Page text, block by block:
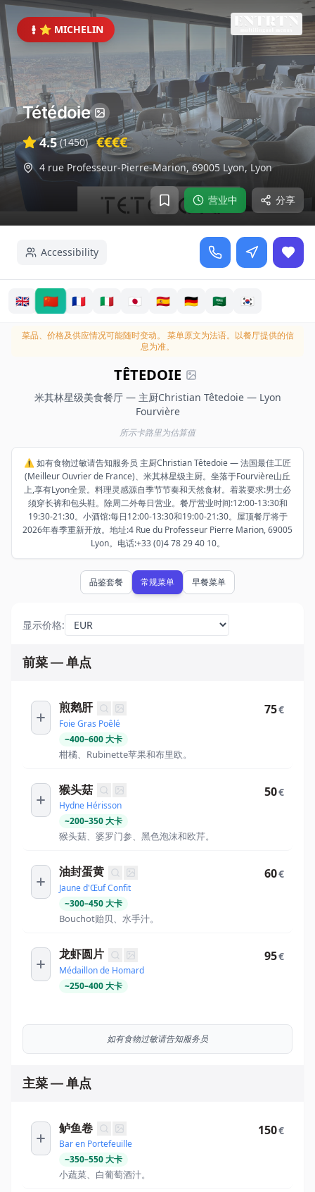
⭐ MICHELIN
营业中 分享
Tétédoie
4.5 (1450) €€€€
4 rue Professeur-Pierre-Marion, 69005 Lyon,Lyon
Accessibility
🇬🇧 🇨🇳 🇫🇷 🇮🇹 🇯🇵 🇪🇸 🇩🇪 🇸🇦 🇰🇷
菜品、价格及供应情况可能随时变动。
菜单原文为法语。以餐厅提供的信
息为准。
TÊTEDOIE
米其林星级美食餐厅 — 主厨Christian Têtedoie — Lyon
Fourvière
所示卡路里为估算值
⚠️ 如有食物过敏请告知服务员 主厨Christian Têtedoie — 法国最佳工匠
(Meilleur Ouvrier de France)、米其林星级主厨。坐落于Fourvière山丘
上,享有Lyon全景。料理灵感源自季节节奏和天然食材。着装要求:男士必
须穿长裤和包头鞋。除周二外每日营业。餐厅营业时间:12:00-13:30和
19:30-21:30。小酒馆:每日12:00-13:30和19:00-21:30。屋顶餐厅将于
2026年春季重新开放。地址:4 Rue du Professeur Pierre Marion, 69005
Lyon。电话:+33 (0)4 78 29 40 10。
品鉴套餐 常规菜单 早餐菜单
显示价格:
前菜 — 单点
煎鹅肝
Foie Gras Poêlé
~400–600大卡
柑橘、Rubinette苹果和布里欧。
75€
猴头菇
Hydne Hérisson
~200–350大卡
猴头菇、婆罗门参、黑色泡沫和欧芹。
50€
油封蛋黄
Jaune d'Œuf Confit
~300–450大卡
Bouchot贻贝、水手汁。
60€
龙虾圆片
Médaillon de Homard
~250–400大卡
95€
如有食物过敏请告知服务员
主菜 — 单点
鲈鱼卷
Bar en Portefeuille
~350–550大卡
小蔬菜、白葡萄酒汁。
150€